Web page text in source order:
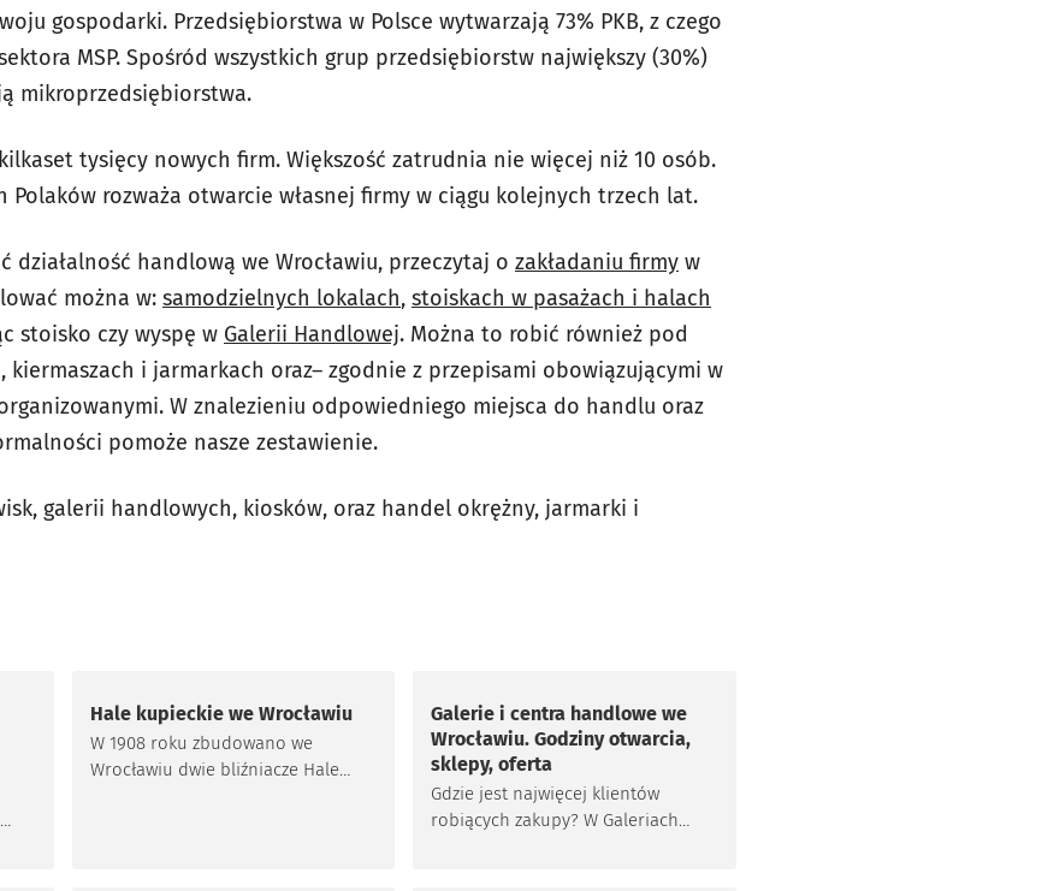
gospodarki. Przedsiębiorstwa w Polsce wytwarzają 73% PKB, z czego
MSP. Spośród wszystkich grup przedsiębiorstw największy (30%)
mikroprzedsiębiorstwa.
tysięcy nowych firm. Większość zatrudnia nie więcej niż 10 osób.
Polaków rozważa otwarcie własnej firmy w ciągu kolejnych trzech lat.
działalność handlową we Wrocławiu, przeczytaj o zakładaniu firmy w
można w: samodzielnych lokalach, stoiskach w pasażach i halach
stoisko czy wyspę w Galerii Handlowej. Można to robić również pod
kiermaszach i jarmarkach oraz– zgodnie z przepisami obowiązującymi w
W znalezieniu odpowiedniego miejsca do handlu oraz
pomoże nasze zestawienie.
galerii handlowych, kiosków, oraz handel okrężny, jarmarki i
Hale kupieckie we Wrocławiu
W 1908 roku zbudowano we
Wrocławiu dwie bliźniacze Hale
Galerie i centra handlowe we
Wrocławiu. Godziny otwarcia,
sklepy, oferta
Gdzie jest najwięcej klientów
robiących zakupy? W Galeriach